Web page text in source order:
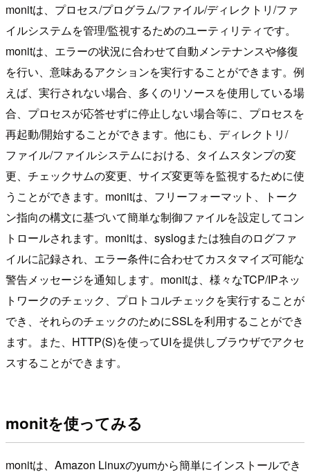
monitは、プロセス/プログラム/ファイル/ディレクトリ/ファ
イルシステムを管理/監視するためのユーティリティです。
monitは、エラーの状況に合わせて自動メンテナンスや修復
を行い、意味あるアクションを実行することができます。例
えば、実行されない場合、多くのリソースを使用している場
合、プロセスが応答せずに停止しない場合等に、プロセスを
再起動/開始することができます。他にも、ディレクトリ/
ファイル/ファイルシステムにおける、タイムスタンプの変
更、チェックサムの変更、サイズ変更等を監視するために使
うことができます。monitは、フリーフォーマット、トーク
ン指向の構文に基づいて簡単な制御ファイルを設定してコン
トロールされます。monitは、syslogまたは独自のログファ
イルに記録され、エラー条件に合わせてカスタマイズ可能な
警告メッセージを通知します。monitは、様々なTCP/IPネッ
トワークのチェック、プロトコルチェックを実行することが
でき、それらのチェックのためにSSLを利用することができ
ます。また、HTTP(S)を使ってUIを提供しブラウザでアクセ
スすることができます。
monitを使ってみる
monitは、Amazon Linuxのyumから簡単にインストールでき